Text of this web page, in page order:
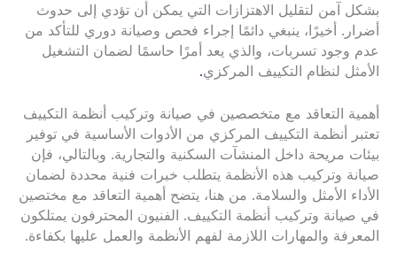
بشكل آمن لتقليل الاهتزازات التي يمكن أن تؤدي إلى حدوث
أضرار. أخيرًا، ينبغي دائمًا إجراء فحص وصيانة دوري للتأكد من
عدم وجود تسربات، والذي يعد أمرًا حاسمًا لضمان التشغيل
الأمثل لنظام التكييف المركزي.
أهمية التعاقد مع متخصصين في صيانة وتركيب أنظمة التكييف
تعتبر أنظمة التكييف المركزي من الأدوات الأساسية في توفير
بيئات مريحة داخل المنشآت السكنية والتجارية. وبالتالي، فإن
صيانة وتركيب هذه الأنظمة يتطلب خبرات فنية محددة لضمان
الأداء الأمثل والسلامة. من هنا، يتضح أهمية التعاقد مع مختصين
في صيانة وتركيب أنظمة التكييف. الفنيون المحترفون يمتلكون
المعرفة والمهارات اللازمة لفهم الأنظمة والعمل عليها بكفاءة.